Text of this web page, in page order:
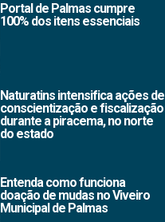
Portal de Palmas cumpre
100% dos itens essenciais
Naturatins intensifica ações de
conscientização e fiscalização
durante a piracema, no norte
do estado
Entenda como funciona
doação de mudas no Viveiro
Municipal de Palmas